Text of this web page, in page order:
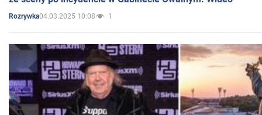
Rozrywka04.03.2025 10:08 1